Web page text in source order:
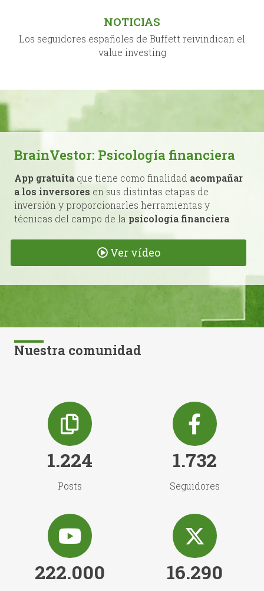
NOTICIAS
Los seguidores españoles de Buffett reivindican el
value investing
BrainVestor: Psicología financiera
App gratuita que tiene como finalidad acompañar
a los inversores en sus distintas etapas de
inversión y proporcionarles herramientas y
técnicas del campo de la psicología financiera
Ver vídeo
Nuestra comunidad
1.224
Posts
1.732
Seguidores
222.000 16.290